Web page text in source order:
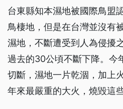
台東縣知本濕地被國際鳥盟
鳥棲地，但是在台灣並沒有
濕地，不斷遭受到人為侵擾
過去的30公頃不斷下降。今
切斷，濕地一片乾涸，加上
年來最嚴重的大火，燒毀這